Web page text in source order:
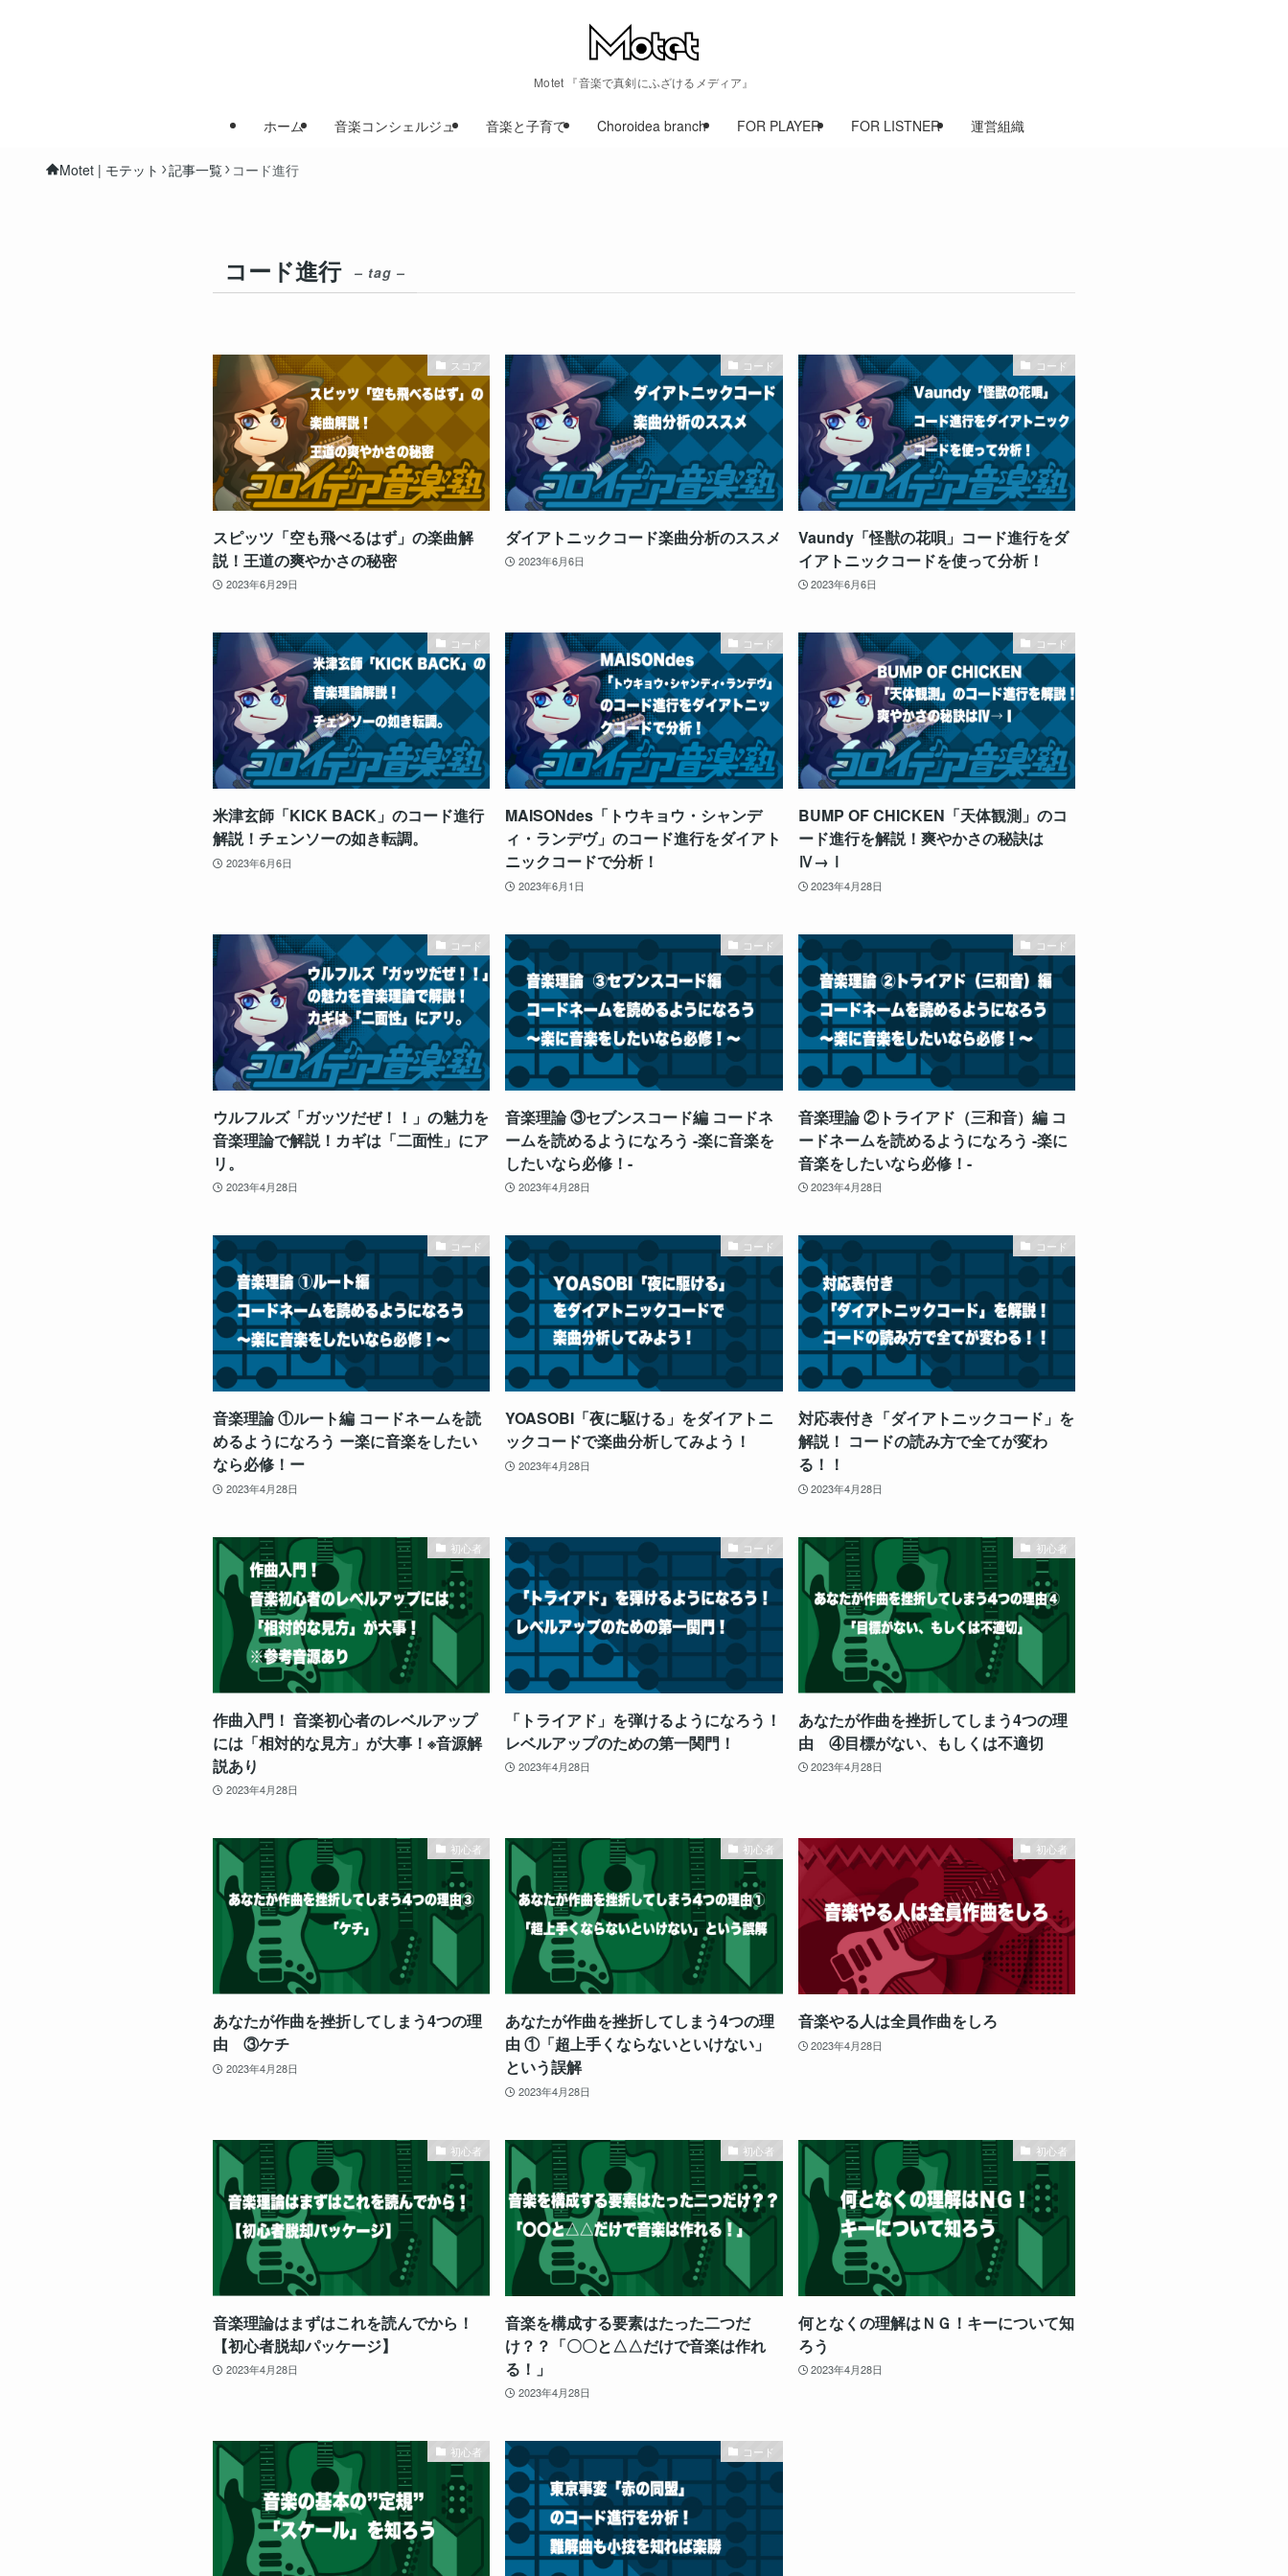
Motet 『音楽で真剣にふざけるメディア』
ホーム 音楽コンシェルジュ 音楽と子育て Choroidea branch FOR PLAYER FOR LISTNER 運営組織
Motet | モテット 記事一覧 コード進行
コード進行 – tag –
スコア
スピッツ「空も飛べるはず」の楽曲解
説！王道の爽やかさの秘密
2023年6月29日
コード
ダイアトニックコード楽曲分析のススメ
2023年6月6日
コード
Vaundy「怪獣の花唄」コード進行をダ
イアトニックコードを使って分析！
2023年6月6日
コード
米津玄師「KICK BACK」のコード進行
解説！チェンソーの如き転調。
2023年6月6日
コード
MAISONdes「トウキョウ・シャンデ
ィ・ランデヴ」のコード進行をダイアト
ニックコードで分析！
2023年6月1日
コード
BUMP OF CHICKEN「天体観測」のコ
ード進行を解説！爽やかさの秘訣は
Ⅳ→Ⅰ
2023年4月28日
コード
ウルフルズ「ガッツだぜ！！」の魅力を
音楽理論で解説！カギは「二面性」にア
リ。
2023年4月28日
コード
音楽理論 ③セブンスコード編 コードネ
ームを読めるようになろう -楽に音楽を
したいなら必修！-
2023年4月28日
コード
音楽理論 ②トライアド（三和音）編 コ
ードネームを読めるようになろう -楽に
音楽をしたいなら必修！-
2023年4月28日
コード
音楽理論 ①ルート編 コードネームを読
めるようになろう ー楽に音楽をしたい
なら必修！ー
2023年4月28日
コード
YOASOBI「夜に駆ける」をダイアトニ
ックコードで楽曲分析してみよう！
2023年4月28日
コード
対応表付き「ダイアトニックコード」を
解説！ コードの読み方で全てが変わ
る！！
2023年4月28日
初心者
作曲入門！ 音楽初心者のレベルアップ
には「相対的な見方」が大事！※音源解
説あり
2023年4月28日
コード
「トライアド」を弾けるようになろう！
レベルアップのための第一関門！
2023年4月28日
初心者
あなたが作曲を挫折してしまう4つの理
由 ④目標がない、もしくは不適切
2023年4月28日
初心者
あなたが作曲を挫折してしまう4つの理
由 ③ケチ
2023年4月28日
初心者
あなたが作曲を挫折してしまう4つの理
由 ①「超上手くならないといけない」
という誤解
2023年4月28日
初心者
音楽やる人は全員作曲をしろ
2023年4月28日
初心者
音楽理論はまずはこれを読んでから！
【初心者脱却パッケージ】
2023年4月28日
初心者
音楽を構成する要素はたった二つだ
け？？「〇〇と△△だけで音楽は作れ
る！」
2023年4月28日
初心者
何となくの理解はＮＧ！キーについて知
ろう
2023年4月28日
初心者 コード